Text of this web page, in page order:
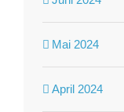
Mai 2024
April 2024